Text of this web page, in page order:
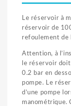
Le réservoir à
réservoir de
refoulement de
Attention, à
le réservoir doit
0.2 bar en
pompe. Le
d’une pompe
manométrique.